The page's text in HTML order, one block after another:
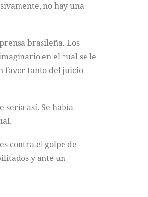
no hay una
brasileña. Los
en el cual se le
favor tanto del juicio
sería así. Se había
contra el golpe de
y ante un